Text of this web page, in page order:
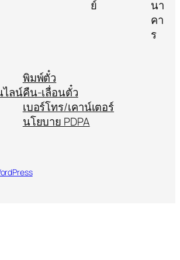
ไลน์
พิมพ์ตั๋ว
คืน-เลื่อนตั๋ว
เบอร์โทร/เคาน์เตอร์
นโยบาย PDPA